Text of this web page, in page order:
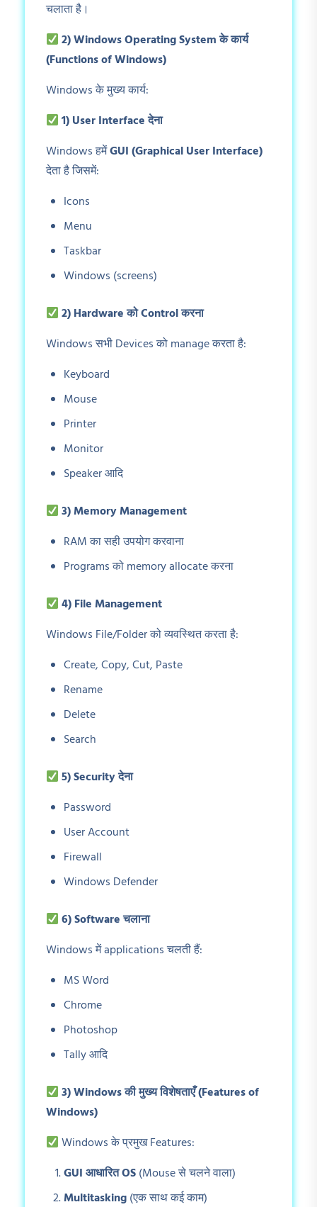
चलाता है।
2) Windows Operating Systemके कार्य
(Functions of Windows)
Windows के मुख्य कार्य:
1) User Interfaceदेना
Windows हमेंGUI (Graphical User Interface)
देता है जिसमें:
Icons
Menu
Taskbar
Windows (screens)
2) Hardwareको Controlकरना
Windows सभी Devices को manage करता है:
Keyboard
Mouse
Printer
Monitor
Speaker आदि
3) Memory Management
RAM का सही उपयोग करवाना
Programs को memory allocate करना
4) File Management
Windows File/Folder को व्यवस्थित करता है:
Create, Copy, Cut, Paste
Rename
Delete
Search
5) Securityदेना
Password
User Account
Firewall
Windows Defender
6) Softwareचलाना
Windows में applications चलती हैं:
MS Word
Chrome
Photoshop
Tally आदि
3) Windowsकी मुख्य विशेषताएँ (Features of
Windows)
Windows के प्रमुख Features:
GUIआधारित OS(Mouse से चलने वाला)
Multitasking(एक साथ कई काम)